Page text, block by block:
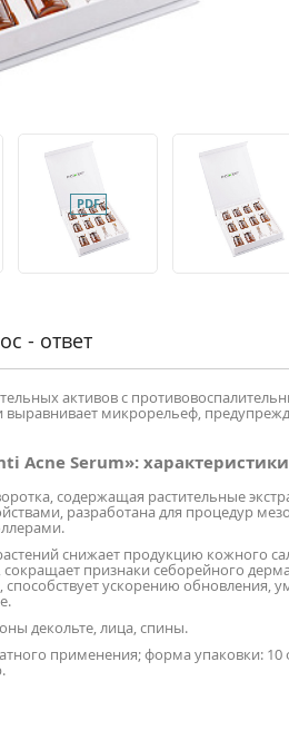
активов с
микрорельеф,
Acne Serum»: характеристики
содержащая растительные
разработана для процедур
снижает продукцию кожного
признаки себорейного
ускорению обновления,
декольте, лица, спины.
применения; форма упаковки:
- ответ